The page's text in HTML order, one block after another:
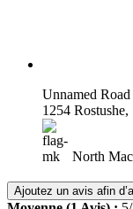
Unnamed Road
1254 Rostushe,
North
Ajoutez un avis afin